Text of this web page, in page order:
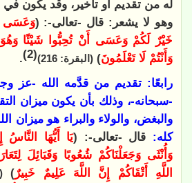
له من تقديم أو تأخير، وقد يكون
وهو لا يشعر: قال -تعالى-: (وَعَسَى
خَيْرٌ لَكُمْ وَعَسَى أَنْ تُحِبُّوا شَيْئًا
وَأَنْتُمْ لَا تَعْلَمُونَ) (البقرة: 216) (2)
.
رابعًا: تقديم من قدَّمه الله -عز
-سبحانه-، وذلك بأن يكون ميزان
والبغض، والولاء والبراء هو
كله: قال -تعالى-: (يَا أَيُّهَا النَّاسُ
وَأُنْثَى وَجَعَلْنَاكُمْ شُعُوبًا وَقَبَائِلَ
اللَّهِ أَتْقَاكُمْ إِنَّ اللَّهَ عَلِيمٌ خَبِيرٌ)